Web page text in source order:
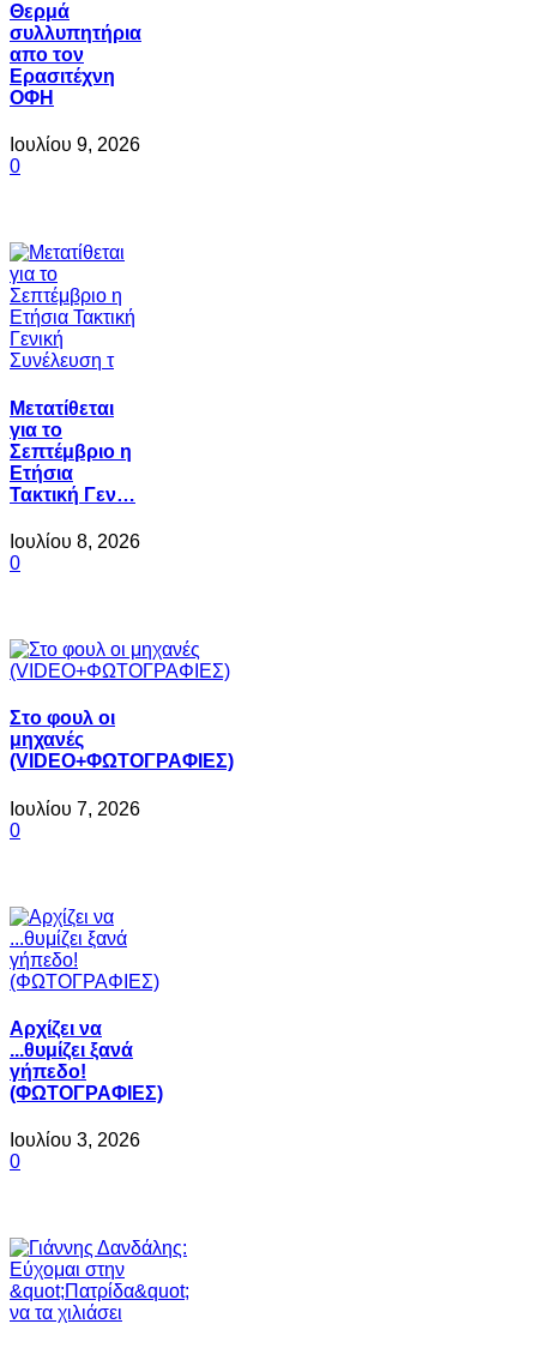
Θερμά
συλλυπητήρια
απο τον
Ερασιτέχνη
ΟΦΗ
Ιουλίου 9, 2026
0
Μετατίθεται
για το
Σεπτέμβριο η
Ετήσια
Τακτική Γεν…
Ιουλίου 8, 2026
0
Στο φουλ οι
μηχανές
(VIDEO+ΦΩΤΟΓΡΑΦΙΕΣ)
Ιουλίου 7, 2026
0
Αρχίζει να
...θυμίζει ξανά
γήπεδο!
(ΦΩΤΟΓΡΑΦΙΕΣ)
Ιουλίου 3, 2026
0